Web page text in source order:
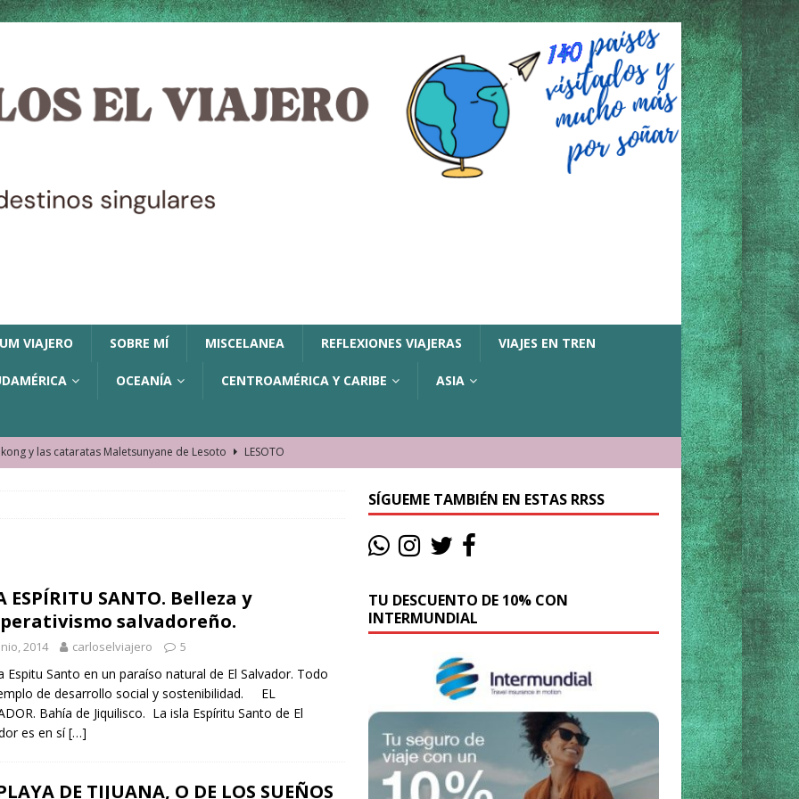
VIAJERO SOBRE MÍ MISCELANEA REFLEXIONES VIAJERAS VIAJES EN TREN
OCEANÍA CENTROAMÉRICA Y CARIBE ASIA
y las cataratas Maletsunyane de Lesoto
LESOTO
La historia de la misteriosa avioneta de la playa
moverse en Seychelles de manera sostenible
El barrio más castizo de Malabo GUINEA ECUATORIAL
ESPÍRITU SANTO. Belleza y
salvadoreño.
2014 carloselviajero 5
Espitu Santo en un paraíso natural de El Salvador. Todo
de desarrollo social y sostenibilidad. EL
Bahía de Jiquilisco. La isla Espíritu Santo de El
es en sí[…]
DE TIJUANA, O DE LOS SUEÑOS
SÍGUEME TAMBIÉN EN ESTAS RRSS
TU DESCUENTO DE 10% CON
INTERMUNDIAL